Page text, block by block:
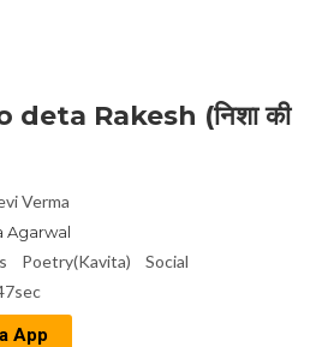
Rakesh (निशा की
Verma
Agarwal
Poetry(Kavita)
Social
App